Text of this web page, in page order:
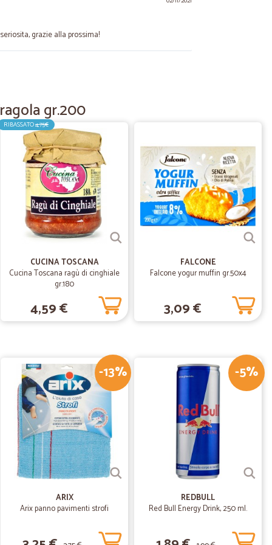
grazie alla prossima!
24/08/2020
il…
pane pema Della loacker allora ho curiosato su internet
a prenderlo e sono rimasto sorpreso dalla
17/01/2020
15/06/2019
e precisa
gr.200
RIBASSATO4,75€
CUCINA TOSCANA
Cucina Toscana ragù di cinghiale
gr.180
4,59 €
FALCONE
Falcone yogur muffin gr.50x4
3,09 €
-13%
ARIX
Arix panno pavimenti strofi
-5%
REDBULL
Red Bull Energy Drink, 250 ml.